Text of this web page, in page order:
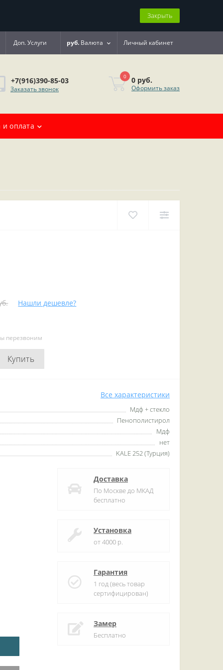
Закрыть
Доп. Услуги руб. Валюта Личный кабинет
+7(916)390-85-03
Заказать звонок
0 0 руб.
Оформить заказ
и оплата
Нашли дешевле?
перезвоним
Купить
Все характеристики
Мдф + стекло
Пенополистирол
Мдф
нет
KALE 252 (Турция)
Доставка
По Москве до МКАД
бесплатно
Установка
от 4000 р.
Гарантия
1 год (весь товар
сертифицирован)
Замер
Бесплатно